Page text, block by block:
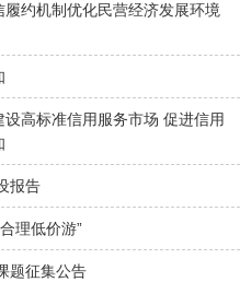
约机制优化民营经济发展环境
高标准信用服务市场 促进信用
报告
理低价游”
题征集公告